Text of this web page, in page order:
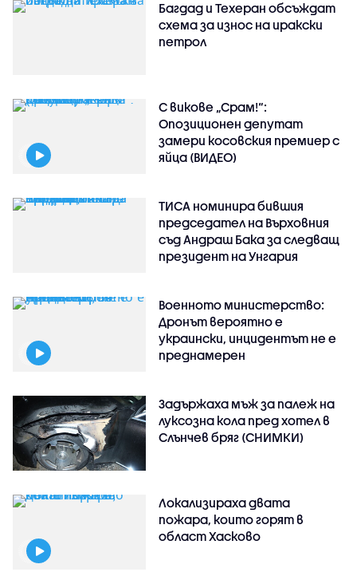
Багдад и Техеран обсъждат
схема за износ на иракски
петрол
С викове „Срам!“:
Опозиционен депутат
замери косовския премиер с
яйца (ВИДЕО)
ТИСА номинира бившия
председател на Върховния
съд Андраш Бака за следващ
президент на Унгария
Военното министерство:
Дронът вероятно е
украински, инцидентът не е
преднамерен
Задържаха мъж за палеж на
луксозна кола пред хотел в
Слънчев бряг (СНИМКИ)
Локализираха двата
пожара, които горят в
област Хасково